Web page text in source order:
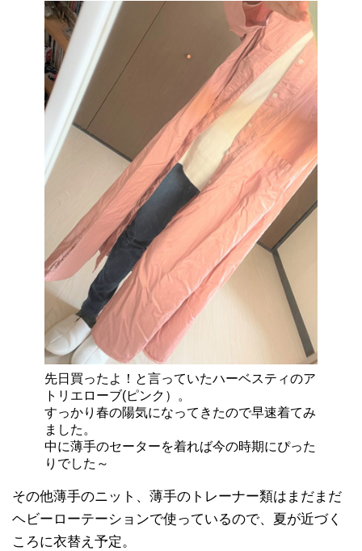
先日買ったよ！と言っていたハーベスティのア
トリエローブ(ピンク）。
すっかり春の陽気になってきたので早速着てみ
ました。
中に薄手のセーターを着れば今の時期にぴった
りでした～
その他薄手のニット、薄手のトレーナー類はまだまだ
ヘビーローテーションで使っているので、夏が近づく
ころに衣替え予定。